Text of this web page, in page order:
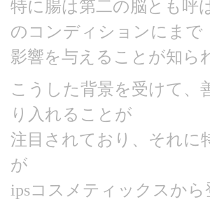
特に腸は第二の脳とも呼
のコンディションにまで
影響を与えることが知ら
こうした背景を受けて、
り入れることが
注目されており、それに
が
ipsコスメティックスか